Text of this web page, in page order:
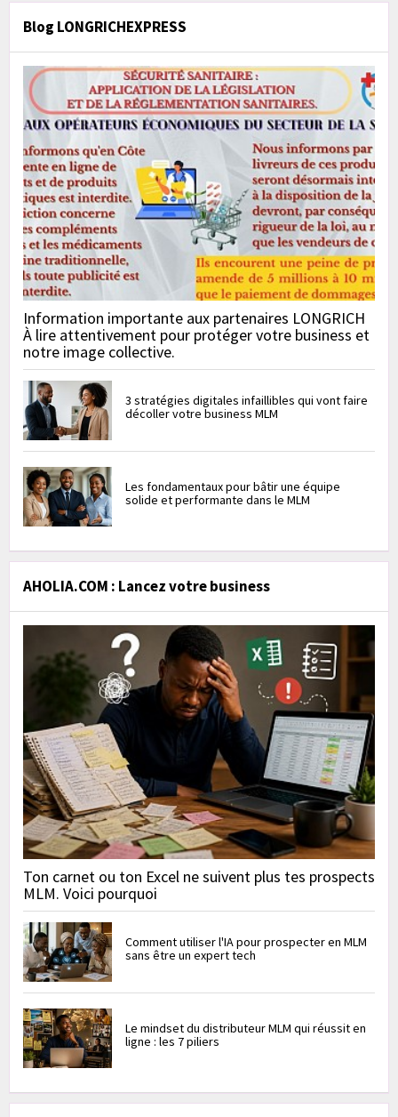
Blog LONGRICHEXPRESS
Information importante aux partenaires LONGRICH
À lire attentivement pour protéger votre business et
notre image collective.
3 stratégies digitales infaillibles qui vont faire
décoller votre business MLM
Les fondamentaux pour bâtir une équipe
solide et performante dans le MLM
AHOLIA.COM : Lancez votre business
Ton carnet ou ton Excel ne suivent plus tes prospects
MLM. Voici pourquoi
Comment utiliser l'IA pour prospecter en MLM
sans être un expert tech
Le mindset du distributeur MLM qui réussit en
ligne : les 7 piliers